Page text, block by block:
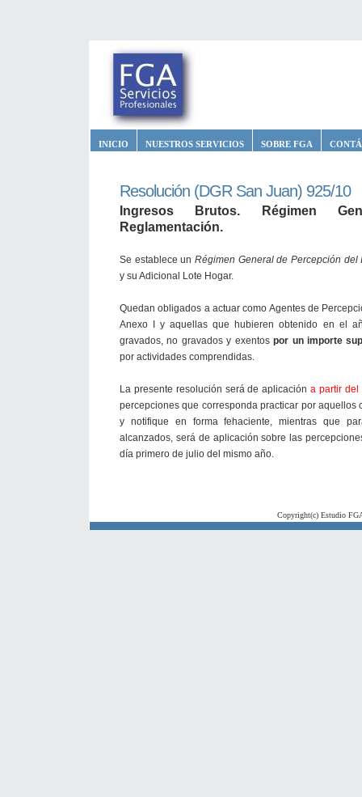
INICIO NUESTROS SERVICIOS SOBRE FGA
Resolución (DGR San Juan) 925/10
Ingresos Brutos. Régimen
Reglamentación.
Se establece un Régimen General de Percepción del
y su Adicional Lote Hogar.
Quedan obligados a actuar como Agentes de
Anexo I y aquellas que hubieren obtenido en el
gravados, no gravados y exentospor un importe
por actividades comprendidas.
La presente resolución será de aplicacióna partir del
percepciones que corresponda practicar por aquellos
y notifique en forma fehaciente, mientras que
alcanzados, será de aplicación sobre las
día primero de julio del mismo año.
Copyright(c) Estudio